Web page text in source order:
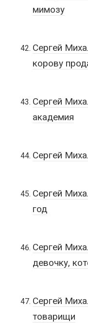
мимозу
Сергей
корову
Сергей
академия
Сергей
Сергей
год
Сергей
девочку,
Сергей
товарищи